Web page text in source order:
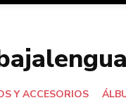
Y ACCESORIOS